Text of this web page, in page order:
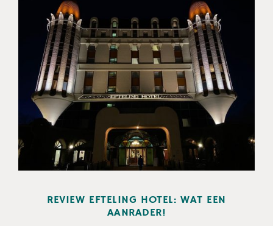
REVIEW EFTELING HOTEL: WAT EEN
AANRADER!